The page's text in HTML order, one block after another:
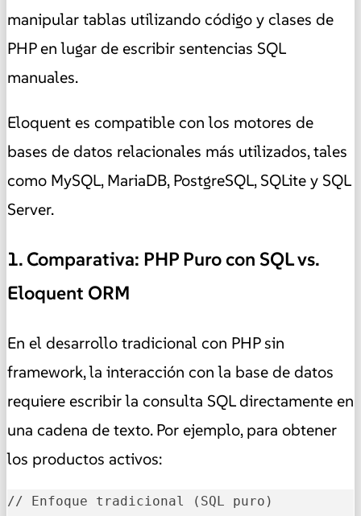
manipular tablas utilizando código y clases de
PHP en lugar de escribir sentencias SQL
manuales.
Eloquent es compatible con los motores de
bases de datos relacionales más utilizados, tales
como MySQL, MariaDB, PostgreSQL, SQLite y SQL
Server.
1. Comparativa: PHP Puro con SQL vs.
Eloquent ORM
En el desarrollo tradicional con PHP sin
framework, la interacción con la base de datos
requiere escribir la consulta SQL directamente en
una cadena de texto. Por ejemplo, para obtener
los productos activos:
// Enfoque tradicional (SQL puro)